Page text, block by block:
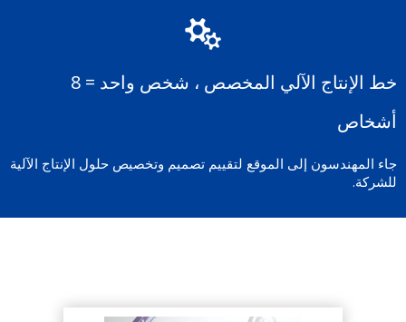
خط الإنتاج الآلي المخصص ، شخص واحد = 8
أشخاص
جاء المهندسون إلى الموقع لتقييم تصميم وتخصيص حلول الإنتاج الآلية
للشركة.